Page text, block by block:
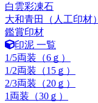
白雲彩凍石
大和青田（人工印材）
鑑賞印材
印泥 一覧
1/5両装（6ｇ）
1/2両装（15ｇ）
2/3両装（20ｇ）
1両装（30ｇ）